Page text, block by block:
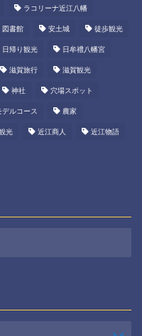
ラコリーナ近江八幡
図書館 安土城 徒歩観光
日帰り観光 日牟禮八幡宮
滋賀旅行 滋賀観光
神社 穴場スポット
デルコース 農家
光 近江商人 近江物語